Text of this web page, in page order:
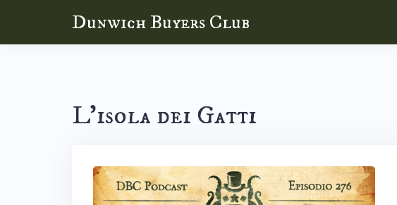
Dunwich Buyers Club
L’isola dei Gatti